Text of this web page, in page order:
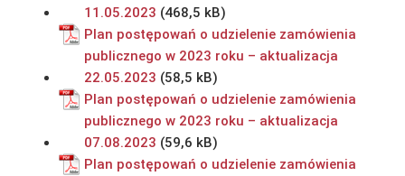
11.05.2023
Plan postępowań o udzielenie zamówienia
publicznego w 2023 roku – aktualizacja
22.05.2023
Plan postępowań o udzielenie zamówienia
publicznego w 2023 roku – aktualizacja
07.08.2023
Plan postępowań o udzielenie zamówienia